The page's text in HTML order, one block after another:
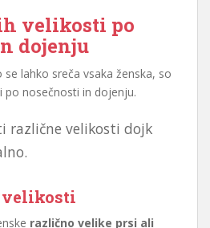
velikosti po
dojenju
lahko sreča vsaka ženska, so
po nosečnosti in dojenju.
različne velikosti dojk
različno velike prsi ali